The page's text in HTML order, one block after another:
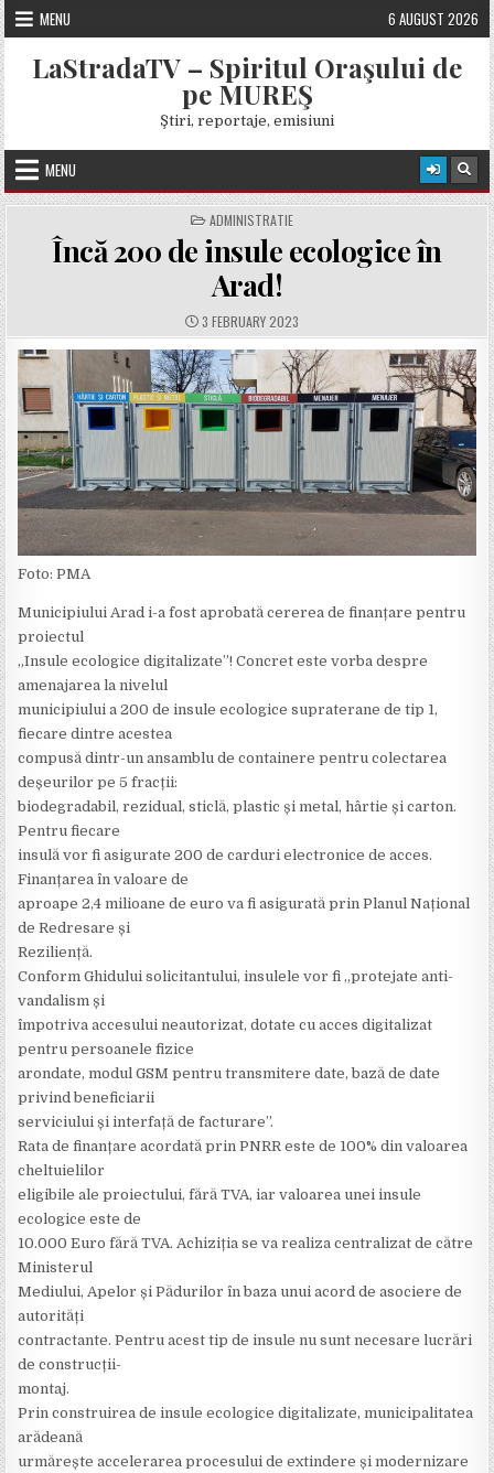
Skip
to
content
MENU 6 AUGUST 2026
LaStradaTV – Spiritul Oraşului de
pe MUREŞ
Ştiri, reportaje, emisiuni
MENU
POSTED
IN
ADMINISTRATIE
Încă 200 de insule ecologice în
Arad!
PUBLISHED
DATE:
3 FEBRUARY 2023
Foto: PMA
Municipiului Arad i-a fost aprobată cererea de finanțare pentru
proiectul
„Insule ecologice digitalizate”! Concret este vorba despre
amenajarea la nivelul
municipiului a 200 de insule ecologice supraterane de tip 1,
fiecare dintre acestea
compusă dintr-un ansamblu de containere pentru colectarea
deșeurilor pe 5 fracții:
biodegradabil, rezidual, sticlă, plastic și metal, hârtie și carton.
Pentru fiecare
insulă vor fi asigurate 200 de carduri electronice de acces.
Finanțarea în valoare de
aproape 2,4 milioane de euro va fi asigurată prin Planul Național
de Redresare și
Reziliență.
Conform Ghidului solicitantului, insulele vor fi „protejate anti-
vandalism și
împotriva accesului neautorizat, dotate cu acces digitalizat
pentru persoanele fizice
arondate, modul GSM pentru transmitere date, bază de date
privind beneficiarii
serviciului și interfață de facturare”.
Rata de finanțare acordată prin PNRR este de 100% din valoarea
cheltuielilor
eligibile ale proiectului, fără TVA, iar valoarea unei insule
ecologice este de
10.000 Euro fără TVA. Achiziția se va realiza centralizat de către
Ministerul
Mediului, Apelor și Pădurilor în baza unui acord de asociere de
autorități
contractante. Pentru acest tip de insule nu sunt necesare lucrări
de construcții-
montaj.
Prin construirea de insule ecologice digitalizate, municipalitatea
arădeană
urmărește accelerarea procesului de extindere și modernizare